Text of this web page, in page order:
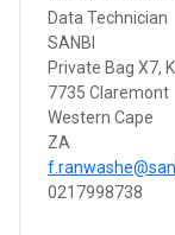
Data Technician
SANBI
Private Bag X7,
7735 Claremont
Western Cape
ZA
0217998738